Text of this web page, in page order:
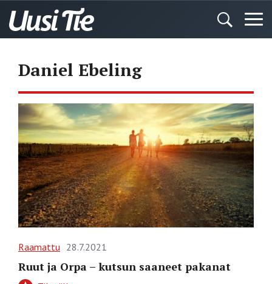
Daniel Ebeling
Raamattu 28.7.2021
Ruut ja Orpa – kutsun saaneet pakanat